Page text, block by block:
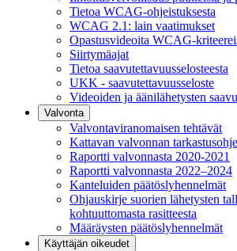
Tietoa WCAG-ohjeistuksesta
WCAG 2.1: lain vaatimukset
Opastusvideoita WCAG-
Siirtymäajat
Tietoa saavutettavuusselosteesta
UKK - saavutettavuusseloste
Videoiden ja äänilähetysten
Valvonta
Valvontaviranomaisen tehtävät
Kattavan valvonnan
Raportti valvonnasta 2020-2021
Raportti valvonnasta 2022–2024
Kanteluiden päätöslyhennelmät
Ohjauskirje suorien lähetysten
kohtuuttomasta rasitteesta
Määräysten päätöslyhennelmät
Käyttäjän oikeudet